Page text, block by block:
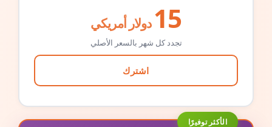
15 دولار أمريكي
تجدد كل شهر بالسعر الأصلي
اشترك
الأكثر توفيرًا